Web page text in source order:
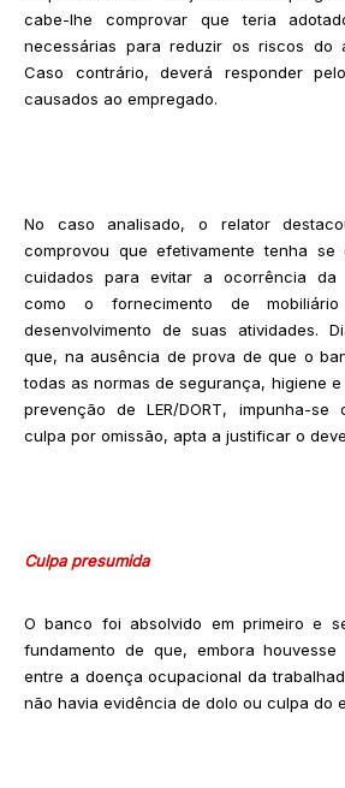
cabe-lhe comprovar que teria
necessárias para reduzir os riscos do
Caso contrário, deverá responder
causados ao empregado.
No caso analisado, o relator
comprovou que efetivamente tenha
cuidados para evitar a ocorrência da
como o fornecimento de
desenvolvimento de suas atividades.
que, na ausência de prova de que o
todas as normas de segurança, higiene
prevenção de LER/DORT, impunha-se
culpa por omissão, apta a justificar o
Culpa presumida
O banco foi absolvido em primeiro e
fundamento de que, embora houvesse
entre a doença ocupacional da
não havia evidência de dolo ou culpa do